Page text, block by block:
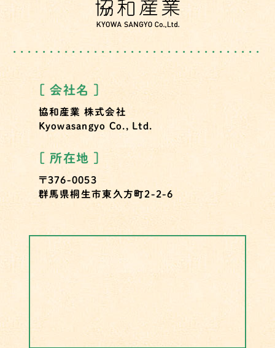
［ 会社名 ］
協和産業 株式会社
Kyowasangyo Co., Ltd.
［ 所在地 ］
〒376-0053
群馬県桐生市東久方町2-2-6